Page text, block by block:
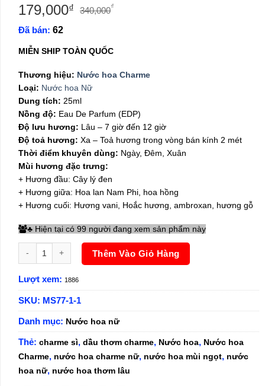
340,000₫
179,000₫
Đã bán: 62
MIỄN SHIP TOÀN QUỐC
Thương hiệu: Nước hoa Charme
Loại: Nước hoa Nữ
Dung tích: 25ml
Nồng độ: Eau De Parfum (EDP)
Độ lưu hương: Lâu – 7 giờ đến 12 giờ
Độ toả hương: Xa – Toả hương trong vòng bán kính 2 mét
Thời điểm khuyên dùng: Ngày, Đêm, Xuân
Mùi hương đặc trưng:
+ Hương đầu: Cây lý đen
+ Hương giữa: Hoa lan Nam Phi, hoa hồng
+ Hương cuối: Hương vani, Hoắc hương, ambroxan, hương gỗ
♣ Hiện tại có 99 người đang xem sản phẩm này
Nước hoa nữ Charme Sì 25ml số lượng
Thêm Vào Giỏ Hàng
Lượt xem: 1886
SKU: MS77-1-1
Danh mục: Nước hoa nữ
Thẻ: charme sì, dầu thơm charme, Nước hoa, Nước hoa
Charme, nước hoa charme nữ, nước hoa mùi ngọt, nước
hoa nữ, nước hoa thơm lâu